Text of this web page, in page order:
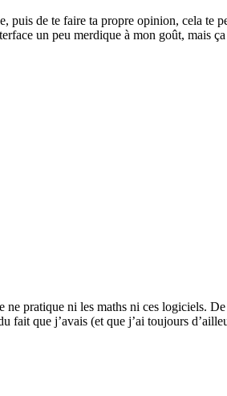
de te faire ta propre opinion, cela te
un peu merdique à mon goût, mais
ne pratique ni les maths ni ces logiciels.
fait que j’avais (et que j’ai toujours